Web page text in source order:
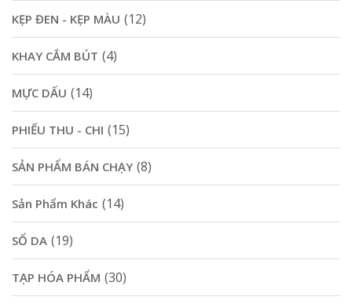
KẸP ĐEN - KẸP MÀU (12)
KHAY CẮM BÚT (4)
MỰC DẤU (14)
PHIẾU THU - CHI (15)
SẢN PHẨM BÁN CHẠY (8)
Sản Phẩm Khác (14)
SỔ DA (19)
TẠP HÓA PHẨM (30)